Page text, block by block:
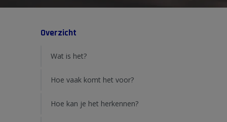
Overzicht
Wat is het?
Hoe vaak komt het voor?
Hoe kan je het herkennen?